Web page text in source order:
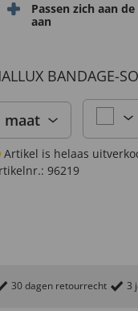
Passen zich aan
aan
BANDAGE-
maat
Artikel is helaas
96219
30 dagen retourrecht 3